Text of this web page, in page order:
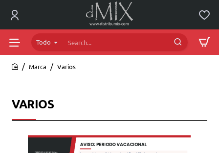
Todo
Search...
home
Marca Varios
VARIOS